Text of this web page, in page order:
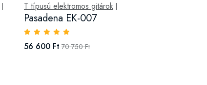
T típusú elektromos gitárok|
Pasadena EK-007
56 600 Ft 70 750 Ft